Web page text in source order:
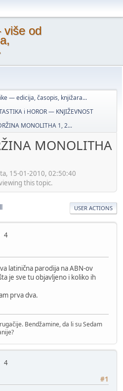
od
— edicija, časopis, knjižara...
i HOROR — KNJIŽEVNOST
MONOLITHA 1, 2...
MONOLITHA
15-01-2010, 02:50:40
this topic.
USER ACTIONS
4
latinična parodija na ABN-ov
je sve tu objavljeno i koliko ih
prva dva.
Bendžamine, da li su Sedam
4
#1